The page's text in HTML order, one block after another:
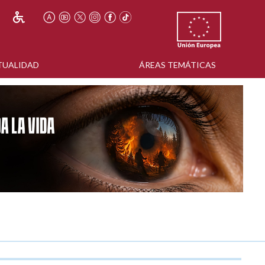
ÁREAS TEMÁTICAS